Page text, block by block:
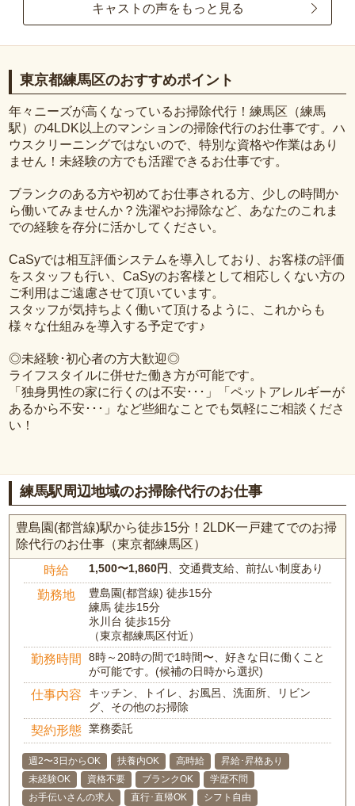
キャストの声をもっと見る
東京都練馬区のおすすめポイント
年々ニーズが高くなっているお掃除代行！練馬区（練馬
駅）の4LDK以上のマンションの掃除代行のお仕事です。ハ
ウスクリーニングではないので、特別な資格や作業はあり
ません！未経験の方でも活躍できるお仕事です。
ブランクのある方や初めてお仕事される方、少しの時間か
ら働いてみませんか？洗濯やお掃除など、あなたのこれま
での経験を存分に活かしてください。
CaSyでは相互評価システムを導入しており、お客様の評価
をスタッフも行い、CaSyのお客様として相応しくない方の
ご利用はご遠慮させて頂いています。
スタッフが気持ちよく働いて頂けるように、これからも
様々な仕組みを導入する予定です♪
◎未経験･初心者の方大歓迎◎
ライフスタイルに併せた働き方が可能です。
「独身男性の家に行くのは不安･･･」「ペットアレルギーが
あるから不安･･･」など些細なことでも気軽にご相談くださ
い！
練馬駅周辺地域のお掃除代行のお仕事
豊島園(都営線)駅から徒歩15分！2LDK一戸建てでのお掃
除代行のお仕事（東京都練馬区）
時給 1,500〜1,860円、交通費支給、前払い制度あり
勤務地
豊島園(都営線) 徒歩15分
練馬 徒歩15分
氷川台 徒歩15分
（東京都練馬区付近）
勤務時間
8時～20時の間で1時間〜、好きな日に働くこと
が可能です。(候補の日時から選択)
仕事内容
キッチン、トイレ、お風呂、洗面所、リビン
グ、その他のお掃除
契約形態 業務委託
週2〜3日からOK 扶養内OK 高時給
昇給･昇格あり
未経験OK
資格不要 ブランクOK
学歴不問
お手伝いさんの求人
直行･直帰OK シフト自由